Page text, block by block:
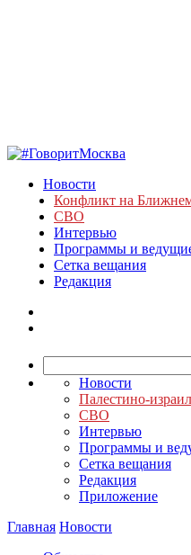
Новости
Конфликт на
СВО
Интервью
Программы и
Сетка вещания
Редакция
Новости
Палестино-
СВО
Интервью
Программы и
Сетка вещания
Редакция
Приложение
Главная Новости